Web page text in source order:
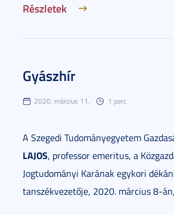
Részletek
Gyászhír
2020. március 11. 1 perc
A Szegedi Tudományegyetem
LAJOS, professor emeritus, a
Jogtudományi Karának egykori
tanszékvezetője, 2020. március 8-